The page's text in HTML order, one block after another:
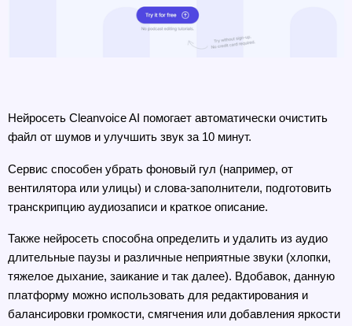
Нейросеть Cleanvoice AI помогает автоматически очистить
файл от шумов и улучшить звук за 10 минут.
Сервис способен убрать фоновый гул (например, от
вентилятора или улицы) и слова-заполнители, подготовить
транскрипцию аудиозаписи и краткое описание.
Также нейросеть способна определить и удалить из аудио
длительные паузы и различные неприятные звуки (хлопки,
тяжелое дыхание, заикание и так далее). Вдобавок, данную
платформу можно использовать для редактирования и
балансировки громкости, смягчения или добавления яркости